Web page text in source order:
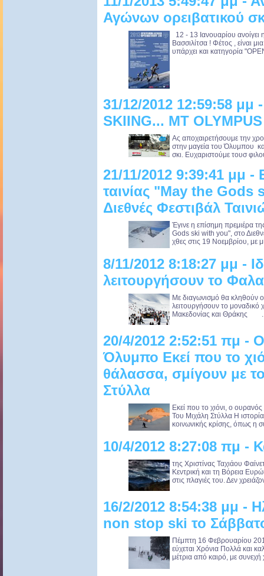
Αγώνων ορειβατικού
12 - 13 Ιανουαρίου
Βασσιλίτσα ! Φέτος , είναι
υπάρχει και κατηγορία
31/12/2012 12:59:58 μμ
SKIING... MT OLYMPUS
Ας αποχαιρετήσουμε την
στην μαγεία του Όλυμπου
σκι. Ευχαριστούμε τουσ
21/11/2012 9:39:41 μμ -
ταινίας "May the
Διεθνές Φεστιβάλ
Έγινε η επίσημη πρεμιέρα
Gods ski with you", στο
χθες στις 19 Νοεμβρίου, με
8/11/2012 8:18:27 μμ -
λειτουργήσουν το
Με διαγωνισμό θα κληθούν
λειτουργήσουν το μοναδικό
Μακεδονίας και Θράκης
20/4/2012 2:52:51 πμ -
Όλυμπο Εκεί που το
θάλασσα, σμίγουν με
Στύλλα
Εκεί που το χιόνι, ο
Του Μιχάλη Στύλλα Η ιστορία
κοινωνικής κρίσης, όπως η
10/4/2012 8:27:08 πμ -
της Χριστίνας Ταχιάου
Κεντρική και τη Βόρεια
στις πλαγιές του. Δεν
16/2/2012 8:54:38 μμ -
non stop ski το
Πέμπτη 16 Φεβρουαρίου
εύχεται Χρόνια Πολλά και
μέτρια από καιρό, με